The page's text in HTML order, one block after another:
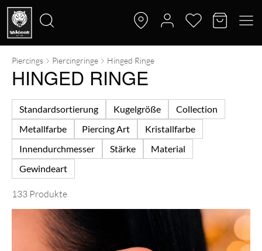
Suche
nach:
Piercings Piercingringe Hinged Ringe
HINGED RINGE
Standardsortierung Kugelgröße
Collection
Metallfarbe
Piercing Art
Kristallfarbe
Innendurchmesser
Stärke
Material
Gewindeart
133 Produkte